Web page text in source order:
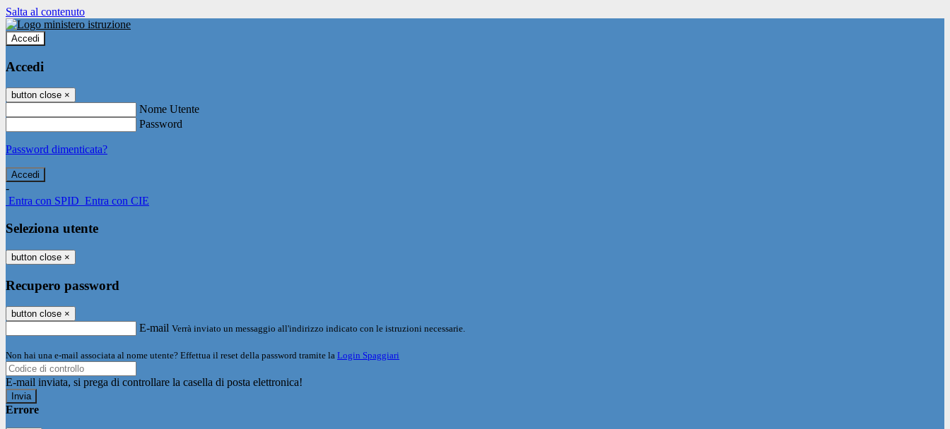
Salta al contenuto
Accedi
Accedi
button close ×
Nome Utente
Password
Password dimenticata?
-
Entra con SPID Entra con CIE
Seleziona utente
button close ×
Recupero password
button close ×
E-mail Verrà inviato un messaggio all'indirizzo indicato con le istruzioni necessarie.
Non hai una e-mail associata al nome utente? Effettua il reset della password tramite la Login Spaggiari
E-mail inviata, si prega di controllare la casella di posta elettronica!
Errore